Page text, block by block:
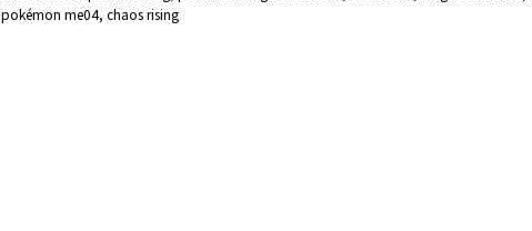
pokémon me04, chaos rising